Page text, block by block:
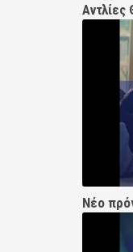
Νέο